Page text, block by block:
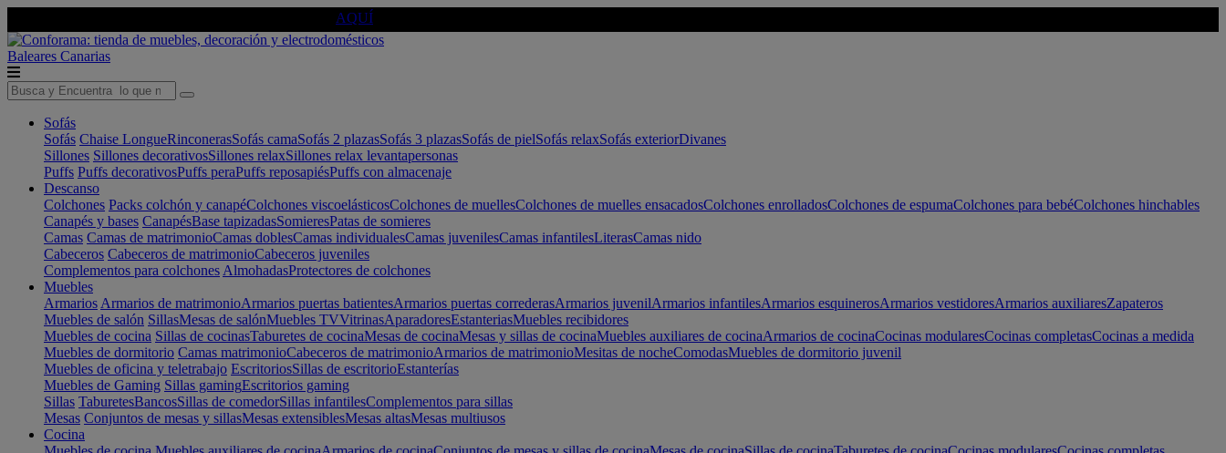
AQUÍ
Baleares Canarias
Sofás
Sofás Chaise LongueRinconerasSofás camaSofás 2 plazasSofás 3 plazasSofás de pielSofás relaxSofás exteriorDivanes
Sillones Sillones decorativosSillones relaxSillones relax levantapersonas
Puffs Puffs decorativosPuffs peraPuffs reposapiésPuffs con almacenaje
Descanso
Colchones Packs colchón y canapéColchones viscoelásticosColchones de muellesColchones de muelles ensacadosColchones enrolladosColchones de espumaColchones para bebéColchones hinchables
Canapés y bases CanapésBase tapizadasSomieresPatas de somieres
Camas Camas de matrimonioCamas doblesCamas individualesCamas juvenilesCamas infantilesLiterasCamas nido
Cabeceros Cabeceros de matrimonioCabeceros juveniles
Complementos para colchones AlmohadasProtectores de colchones
Muebles
Armarios Armarios de matrimonioArmarios puertas batientesArmarios puertas correderasArmarios juvenilArmarios infantilesArmarios esquinerosArmarios vestidoresArmarios auxiliaresZapateros
Muebles de salón SillasMesas de salónMuebles TVVitrinasAparadoresEstanteriasMuebles recibidores
Muebles de cocina Sillas de cocinasTaburetes de cocinaMesas de cocinaMesas y sillas de cocinaMuebles auxiliares de cocinaArmarios de cocinaCocinas modularesCocinas completasCocinas a medida
Muebles de dormitorio Camas matrimonioCabeceros de matrimonioArmarios de matrimonioMesitas de nocheComodasMuebles de dormitorio juvenil
Muebles de oficina y teletrabajo EscritoriosSillas de escritorioEstanterías
Muebles de Gaming Sillas gamingEscritorios gaming
Sillas TaburetesBancosSillas de comedorSillas infantilesComplementos para sillas
Mesas Conjuntos de mesas y sillasMesas extensiblesMesas altasMesas multiusos
Cocina